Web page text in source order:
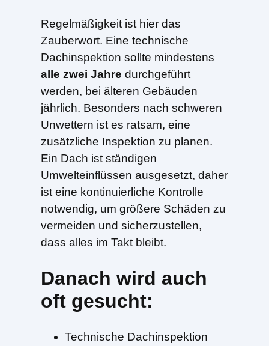
Regelmäßigkeit ist hier das
Zauberwort. Eine technische
Dachinspektion sollte mindestens
alle zwei Jahre durchgeführt
werden, bei älteren Gebäuden
jährlich. Besonders nach schweren
Unwettern ist es ratsam, eine
zusätzliche Inspektion zu planen.
Ein Dach ist ständigen
Umwelteinflüssen ausgesetzt, daher
ist eine kontinuierliche Kontrolle
notwendig, um größere Schäden zu
vermeiden und sicherzustellen,
dass alles im Takt bleibt.
Danach wird auch
oft gesucht:
Technische Dachinspektion